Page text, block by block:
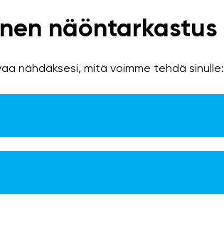
näöntarkastus
nähdäksesi, mitä voimme tehdä sinulle: